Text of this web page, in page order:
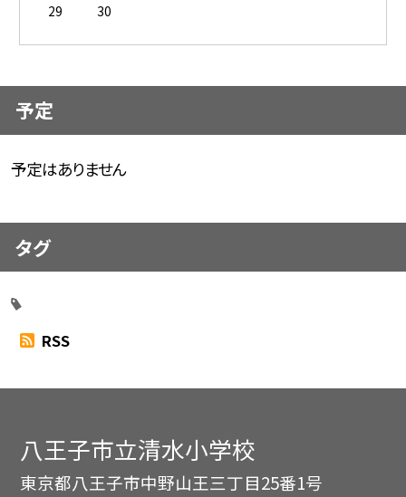
29
30
予定
予定はありません
タグ
RSS
八王子市立清水小学校
東京都八王子市中野山王三丁目25番1号